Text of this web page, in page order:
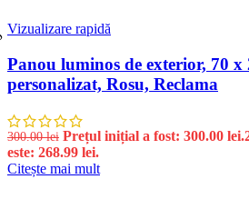
Vizualizare rapidă
Panou luminos de exterior, 70
personalizat, Rosu, Reclama
300.00lei Prețul inițial a fost: 300.00 lei.
este: 268.99 lei.
Citește mai mult